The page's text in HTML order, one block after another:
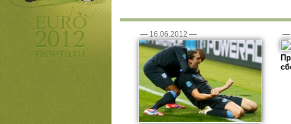
— 16.06.2012 — —